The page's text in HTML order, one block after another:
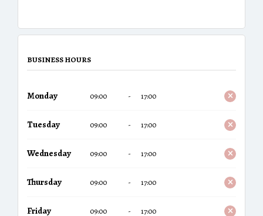
BUSINESS HOURS
Monday 09:00 - 17:00
Tuesday 09:00 - 17:00
Wednesday 09:00 - 17:00
Thursday 09:00 - 17:00
Friday 09:00 - 17:00